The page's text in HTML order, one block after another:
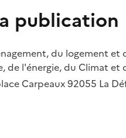
publication
du logement
de l'énergie, du Climat et
Carpeaux 92055 La